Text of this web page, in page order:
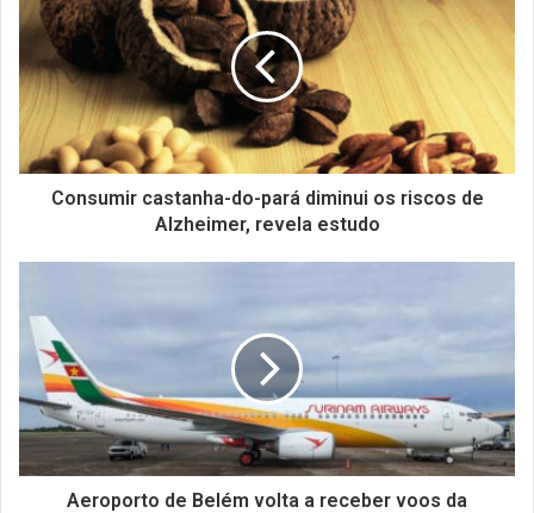
Consumir castanha-do-pará diminui os riscos de
Alzheimer, revela estudo
Aeroporto de Belém volta a receber voos da